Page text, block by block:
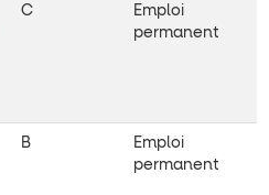
C
Emploi
permanent
B
Emploi
permanent